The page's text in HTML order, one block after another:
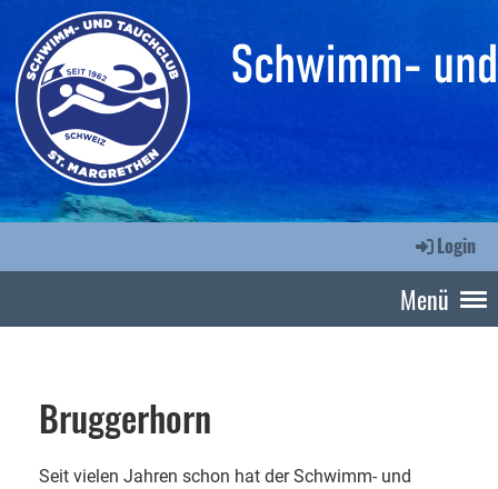
Login
Menü
Bruggerhorn
Seit vielen Jahren schon hat der Schwimm- und